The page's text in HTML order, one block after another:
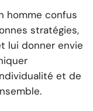
homme confus
stratégies,
lui donner envie
et de